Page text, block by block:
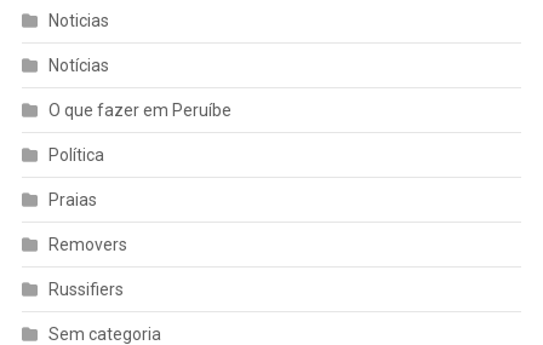
Noticias
Notícias
O que fazer em Peruíbe
Política
Praias
Removers
Russifiers
Sem categoria